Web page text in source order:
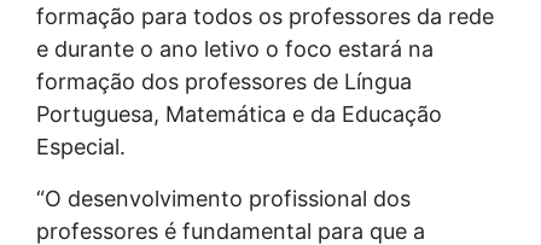
formação para todos os professores da rede
e durante o ano letivo o foco estará na
formação dos professores de Língua
Portuguesa, Matemática e da Educação
Especial.
“O desenvolvimento profissional dos
professores é fundamental para que a